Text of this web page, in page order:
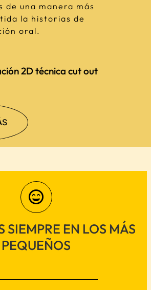
de una manera más
la historias de
oral.
2D técnica cut out
SIEMPRE EN LOS MÁS
PEQUEÑOS